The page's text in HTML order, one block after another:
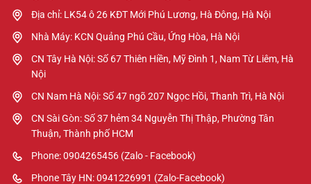
Địa chỉ: LK54 ô 26 KĐT Mới Phú Lương, Hà Đông, Hà Nội
Nhà Máy: KCN Quảng Phú Cầu, Ứng Hòa, Hà Nội
CN Tây Hà Nội: Số 67 Thiên Hiền, Mỹ Đình 1, Nam Từ Liêm, Hà
Nội
CN Nam Hà Nội: Số 47 ngõ 207 Ngọc Hồi, Thanh Trì, Hà Nội
CN Sài Gòn: Số 37 hẻm 34 Nguyễn Thị Thập, Phường Tân
Thuận, Thành phố HCM
Phone: 0904265456 (Zalo - Facebook)
Phone Tây HN: 0941226991 (Zalo-Facebook)